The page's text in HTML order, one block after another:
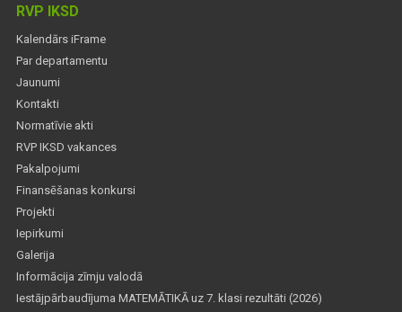
RVP IKSD
Kalendārs iFrame
Par departamentu
Jaunumi
Kontakti
Normatīvie akti
RVP IKSD vakances
Pakalpojumi
Finansēšanas konkursi
Projekti
Iepirkumi
Galerija
Informācija zīmju valodā
Iestājpārbaudījuma MATEMĀTIKĀ uz 7. klasi rezultāti (2026)